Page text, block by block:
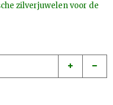
zilverjuwelen voor de